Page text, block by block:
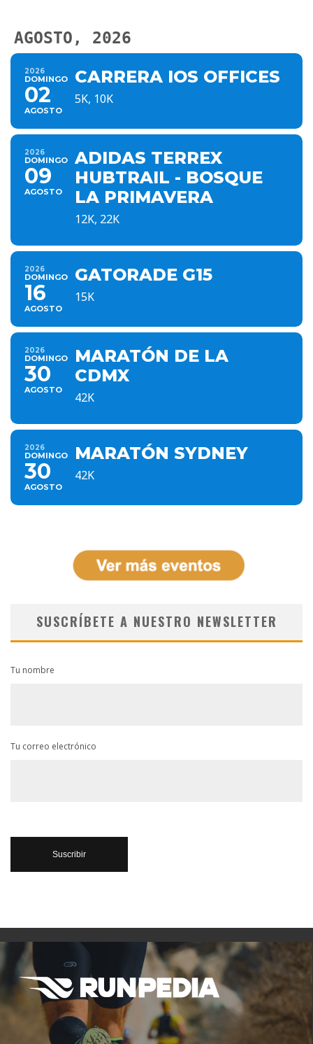
AGOSTO, 2026
2026
DOMINGO
02
AGOSTO
CARRERA IOS OFFICES
5K, 10K
2026
DOMINGO
09
AGOSTO
ADIDAS TERREX
HUBTRAIL - BOSQUE
LA PRIMAVERA
12K, 22K
2026
DOMINGO
16
AGOSTO
GATORADE G15
15K
2026
DOMINGO
30
AGOSTO
MARATÓN DE LA
CDMX
42K
2026
DOMINGO
30
AGOSTO
MARATÓN SYDNEY
42K
SUSCRÍBETE A NUESTRO NEWSLETTER
Tu nombre
Tu correo electrónico